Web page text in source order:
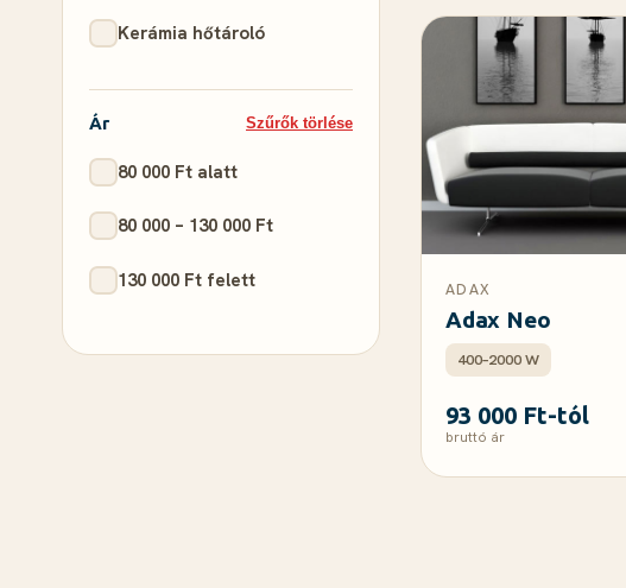
Kerámia hőtároló
Ár Szűrők törlése
80 000 Ft alatt
80 000 – 130 000 Ft
130 000 Ft felett ADAX
Adax Neo
400–2000 W
93 000 Ft-tól
bruttó ár